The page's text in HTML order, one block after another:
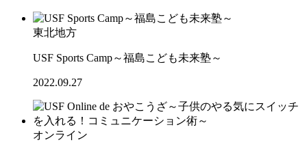
東北地方
USF Sports Camp～福島こども未来塾～
2022.09.27
オンライン